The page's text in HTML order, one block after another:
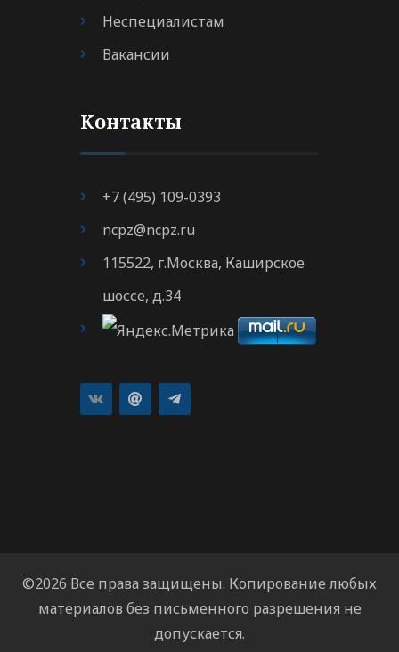
Неспециалистам
Вакансии
Контакты
+7 (495) 109-0393
ncpz@ncpz.ru
115522, г.Москва, Каширское
шоссе, д.34
©2026 Все права защищены. Копирование любых
материалов без письменного разрешения не
допускается.